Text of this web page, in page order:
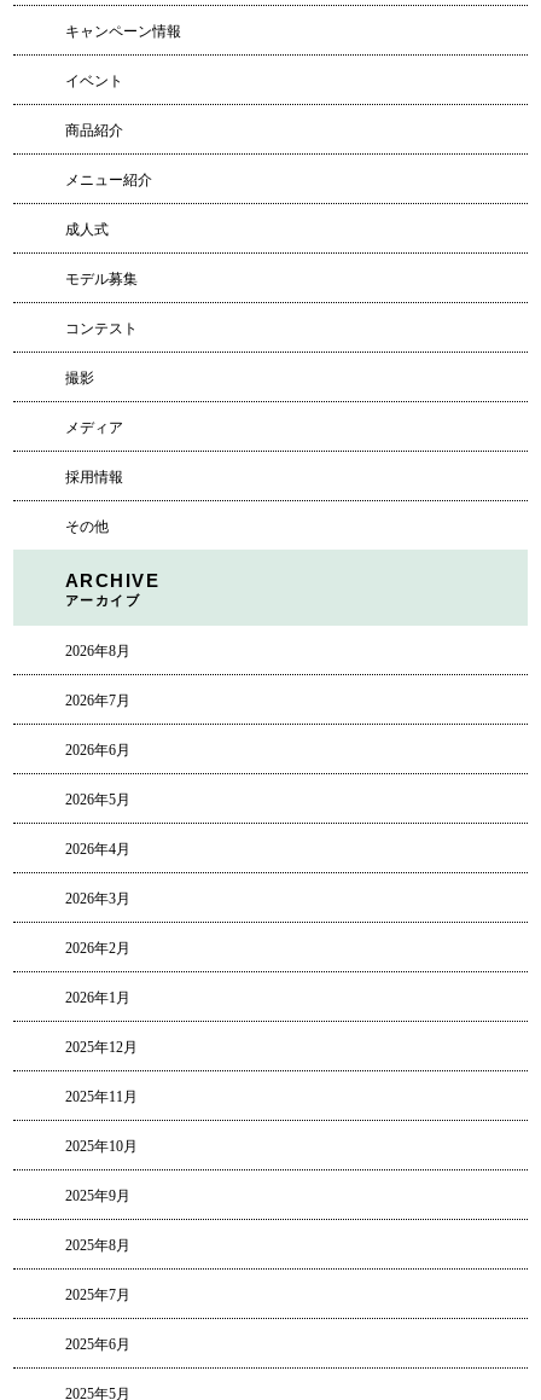
キャンペーン情報
イベント
商品紹介
メニュー紹介
成人式
モデル募集
コンテスト
撮影
メディア
採用情報
その他
ARCHIVE
アーカイブ
2026年8月
2026年7月
2026年6月
2026年5月
2026年4月
2026年3月
2026年2月
2026年1月
2025年12月
2025年11月
2025年10月
2025年9月
2025年8月
2025年7月
2025年6月
2025年5月